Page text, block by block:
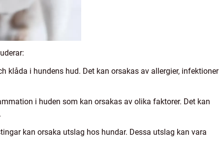
klåda i hundens hud. Det kan orsakas av allergier, infektioner
i huden som kan orsakas av olika faktorer. Det kan
kan orsaka utslag hos hundar. Dessa utslag kan vara